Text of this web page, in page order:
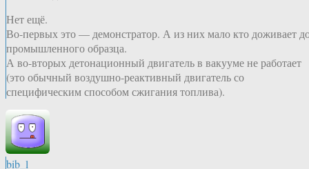
Нет ещё.
Во-первых это — демонстратор. А из них мало кто доживает
промышленного образца.
А во-вторых детонационный двигатель в вакууме не работает
(это обычный воздушно-реактивный двигатель со
специфическим способом сжигания топлива).
bib_l